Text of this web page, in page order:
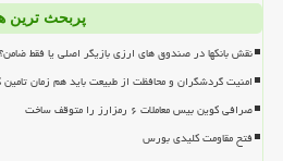
پربحث ترین
نقش بانکها در صندوق های ارزی بازیگر اصلی یا فقط ضامن؟
امنیت گردشگران و محافظت از طبیعت باید هم زمان تامین
صرافی کوین بیس معاملات ۶ رمزارز را متوقف ساخت
فتح مقاومت کلیدی بورس